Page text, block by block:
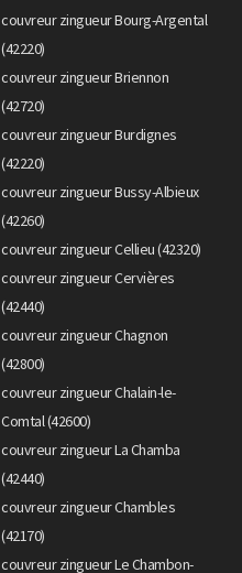
couvreur zingueur Bourg-Argental
(42220)
couvreur zingueur Briennon
(42720)
couvreur zingueur Burdignes
(42220)
couvreur zingueur Bussy-Albieux
(42260)
couvreur zingueur Cellieu (42320)
couvreur zingueur Cervières
(42440)
couvreur zingueur Chagnon
(42800)
couvreur zingueur Chalain-le-
Comtal (42600)
couvreur zingueur La Chamba
(42440)
couvreur zingueur Chambles
(42170)
couvreur zingueur Le Chambon-